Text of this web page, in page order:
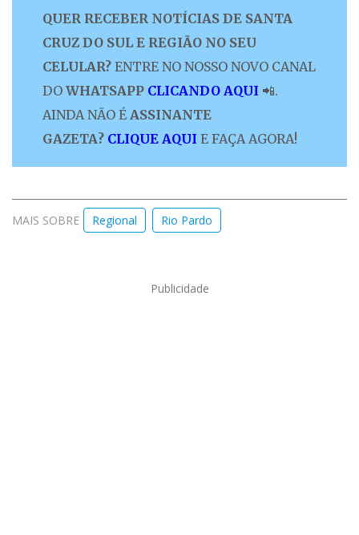
QUER RECEBER NOTÍCIAS DE SANTA
CRUZ DO SUL E REGIÃO NO SEU
CELULAR? ENTRE NO NOSSO NOVO CANAL
DO WHATSAPP CLICANDO AQUI 📲.
AINDA NÃO É ASSINANTE
GAZETA? CLIQUE AQUI E FAÇA AGORA!
MAIS SOBRE Regional Rio Pardo
Publicidade